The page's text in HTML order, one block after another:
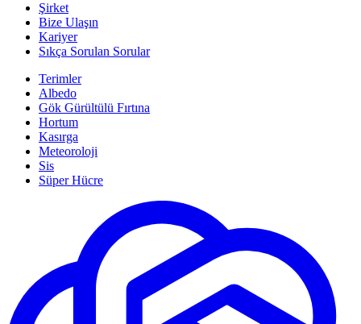
Şirket
Bize Ulaşın
Kariyer
Sıkça Sorulan Sorular
Terimler
Albedo
Gök Gürültülü Fırtına
Hortum
Kasırga
Meteoroloji
Sis
Süper Hücre